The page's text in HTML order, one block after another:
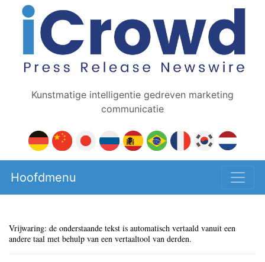
Kunstmatige intelligentie gedreven marketing
communicatie
Hoofdmenu
Vrijwaring: de onderstaande tekst is automatisch vertaald vanuit een
andere taal met behulp van een vertaaltool van derden.